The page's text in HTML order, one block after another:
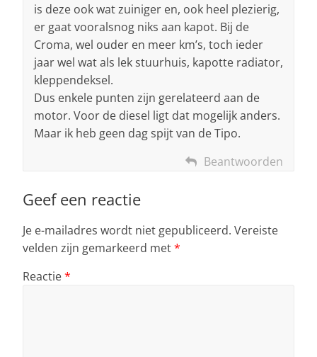
is deze ook wat zuiniger en, ook heel plezierig,
er gaat vooralsnog niks aan kapot. Bij de
Croma, wel ouder en meer km’s, toch ieder
jaar wel wat als lek stuurhuis, kapotte radiator,
kleppendeksel.
Dus enkele punten zijn gerelateerd aan de
motor. Voor de diesel ligt dat mogelijk anders.
Maar ik heb geen dag spijt van de Tipo.
Beantwoorden
Geef een reactie
Je e-mailadres wordt niet gepubliceerd. Vereiste
velden zijn gemarkeerd met*
Reactie*